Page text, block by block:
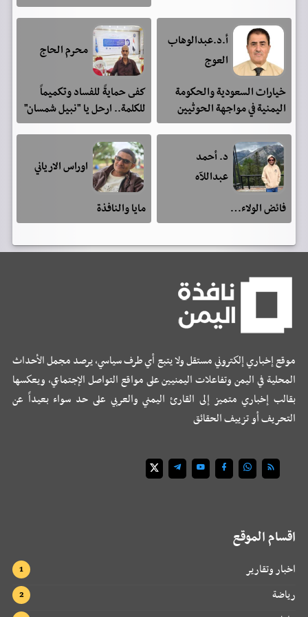
أ.د.عبدالوهاب
العوج
خيارات السعودية والحكومة
اليمنية في مواجهة الحوثيين
محرم الحاج
كفى حمايةً للفساد وتكميماً
للكلمة.. ارحل يا "نبيل شمسان"
د. أحمد
عبداللآه
فائض الولاء…
اوراس الارياني
مايا والنافذة
موقع إخباري إلكتروني مستقل ولا يتبع أي طرف سياسي، يرصد مجمل الأحداث
المحلية في اليمن وتفاعلات اليمنيين على مواقع التواصل الإجتماعي، ويعكسها
بقالب إخباري متميز إلى القارئ اليمني والعربي على حد سواء بعيداً عن
التحريف أو تزييف الحقائق
اقسام الموقع
اخبار وتقارير
رياضة